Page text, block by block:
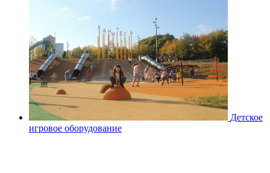
Детское
игровое оборудование